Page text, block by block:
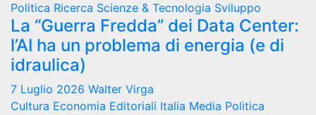
Politica Ricerca Scienze & Tecnologia Sviluppo
La “Guerra Fredda” dei Data Center:
l’AI ha un problema di energia (e di
idraulica)
7 Luglio 2026 Walter Virga
Cultura Economia Editoriali Italia Media Politica